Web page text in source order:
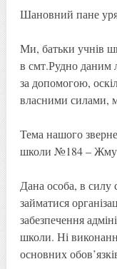
Шановний пане
Ми, батьки учнів
в смт.Рудно даним
за допомогою,
власними силами,
Тема нашого
школи №184 –
Дана особа, в силу
займатися
забезпечення
школи. Ні
основних